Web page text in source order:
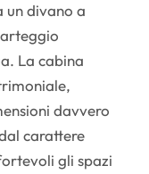
un divano a
La cabina
davvero
carattere
gli spazi